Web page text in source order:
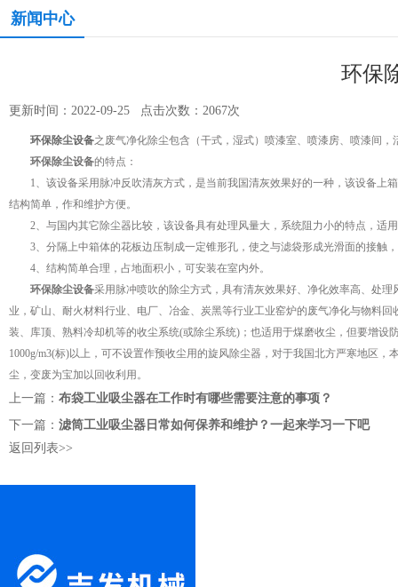
新闻中心
环保
更新时间：2022-09-25 点击次数：2067次
环保除尘设备之废气净化除尘包含（干式，湿式）喷漆室、喷漆房、喷漆间
环保除尘设备的特点：
1、该设备采用脉冲反吹清灰方式，是当前我国清灰效果好的一种，该设备上
结构简单，作和维护方便。
2、与国内其它除尘器比较，该设备具有处理风量大，系统阻力小的特点，适
3、分隔上中箱体的花板边压制成一定锥形孔，使之与滤袋形成光滑面的接触
4、结构简单合理，占地面积小，可安装在室内外。
环保除尘设备采用脉冲喷吹的除尘方式，具有清灰效果好、净化效率高、处
业，矿山、耐火材料行业、电厂、冶金、炭黑等行业工业窑炉的废气净化与物料
装、库顶、熟料冷却机等的收尘系统(或除尘系统)；也适用于煤磨收尘，但要增
1000g/m3(标)以上，可不设置作预收尘用的旋风除尘器，对于我国北方严寒地区
尘，变废为宝加以回收利用。
上一篇： 布袋工业吸尘器在工作时有哪些需要注意的事项？
下一篇： 滤筒工业吸尘器日常如何保养和维护？一起来学习一下吧
返回列表>>